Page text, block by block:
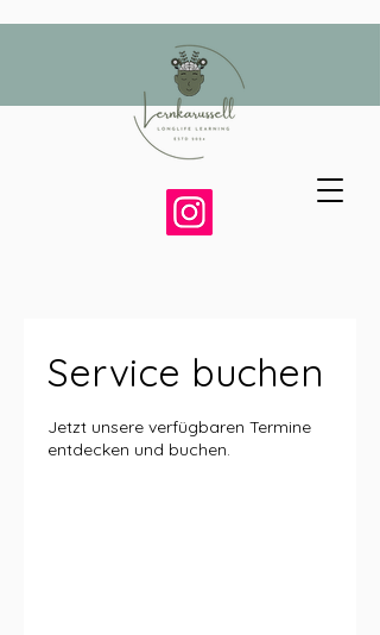
Service buchen
Jetzt unsere verfügbaren Termine
entdecken und buchen.